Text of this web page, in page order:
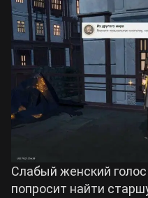
Crimson Desert
Zenless Zone Zero
Kingdom Come:
Path of Exile 2
Билды Arknights:
Билды Wuthering
Билды Cyberpunk
Билды Path of Exile 2
Слабый женский голос
попросит найти